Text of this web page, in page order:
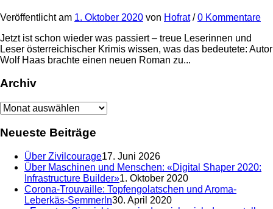
Veröffentlichtam 1. Oktober 2020 von Hofrat /0 Kommentare
Jetzt ist schon wieder was passiert – treue Leserinnen und
Leser österreichischer Krimis wissen, was das bedeutete: Autor
Wolf Haas brachte einen neuen Roman zu...
Archiv
Neueste Beiträge
Über Zivilcourage17. Juni 2026
Über Maschinen und Menschen: «Digital Shaper 2020:
Infrastructure Builder»1. Oktober 2020
Corona-Trouvaille: Topfengolatschen und Aroma-
Leberkäs-Semmerln30. April 2020